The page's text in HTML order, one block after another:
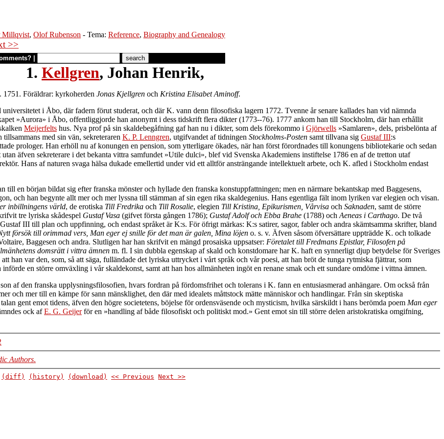
Millqvist, Olof Rubenson - Tema: Reference, Biography and Genealogy
>>
1. Kellgren, Johan Henrik,
1751. Föräldrar: kyrkoherden Jonas Kjellgren och Kristina Elisabet Aminoff.
i Åbo, där fadern förut studerat, och där K. vann denn filosofiska lagern 1772. Tvenne år senare kallades han vid nämnda
»Aurora» i Åbo, offentliggjorde han anonymt i dess tidskrift flera dikter (1773--76). 1777 ankom han till Stockholm, där han erhållit
Meijerfelts hus. Nya prof på sin skaldebegåfning gaf han nu i dikter, som dels förekommo i Gjörwells »Samlaren», dels, prisbelönta af
med sin vän, sekreteraren K. P. Lenngren, utgifvandet af tidningen Stockholms-Posten samt tillvana sig Gustaf III:s
prologer. Han erhöll nu af konungen en pension, som ytterligare ökades, när han först förordnades till konungens bibliotekarie och sedan
äfven sekreterare i det bekanta vittra samfundet »Utile dulci», blef vid Svenska Akademiens instiftelse 1786 en af de tretton utaf
Hans af naturen svaga hälsa dukade emellertid under vid ett alltför ansträngande intellektuelt arbete, och K. afled i Stockholm endast
till en början bildat sig efter franska mönster och hyllade den franska konstuppfattningen; men en närmare bekantskap med Baggesens,
och han begynte allt mer och mer lyssna till stämman af sin egen rika skaldegenius. Hans egentliga fält inom lyriken var elegien och visan.
inbillningens värld, de erotiska Till Fredrika och Till Rosalie, elegien Till Kristina, Epikurismen, Vårvisa och Saknaden, samt de större
tre lyriska skådespel Gustaf Vasa (gifvet första gången 1786); Gustaf Adolf och Ebba Brahe (1788) och Aeneas i Carthago. De två
III till plan och uppfinning, och endast språket är K:s. För öfrigt märkas: K:s satirer, sagor, fabler och andra skämtsamma skrifter, bland
försök till orimmad vers, Man eger ej snille för det man är galen, Mina löjen o. s. v. Äfven såsom öfversättare uppträdde K. och tolkade
Baggesen och andra. Slutligen har han skrifvit en mängd prosaiska uppsatser: Företalet till Fredmans Epistlar, Filosofen på
domsrätt i vittra ämnen m. fl. I sin dubbla egenskap af skald och konstdomare har K. haft en synnerligt djup betydelse för Sveriges
han var den, som, så att säga, fulländade det lyriska uttrycket i vårt språk och vår poesi, att han bröt de tunga rytmiska fjättrar, som
en större omväxling i vår skaldekonst, samt att han hos allmänheten ingöt en renane smak och ett sundare omdöme i vittna ämnen.
af den franska upplysningsfilosofien, hvars fordran på fördomsfrihet och tolerans i K. fann en entusiasmerad anhängare. Om också från
och mer till en kämpe för sann mänsklighet, den där med idealets måttstock mätte människor och handlingar. Från sin skeptiska
gent emot tidens, äfven den högre societetens, böjelse för ordensväsende och mysticism, hvilka särskildt i hans berömda poem Man eger
ock afE. G. Geijerför en »handling af både filosofiskt och politiskt mod.» Gent emot sin till större delen aristokratiska omgifning,
Authors.
(diff) (history) (download) << Previous Next >>